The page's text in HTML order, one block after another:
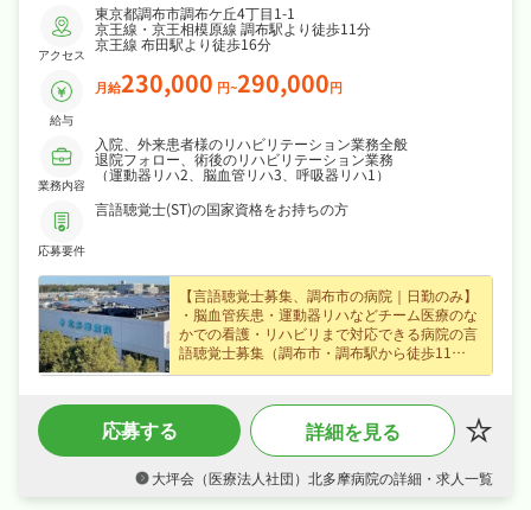
アクセス
東京都調布市調布ケ丘4丁目1-1
京王線・京王相模原線 調布駅より徒歩11分
京王線 布田駅より徒歩16分
給与
月給230,000 円~290,000円
業務内容
入院、外来患者様のリハビリテーション業務全般
退院フォロー、術後のリハビリテーション業務
（運動器リハ2、脳血管リハ3、呼吸器リハ1）
応募要件
言語聴覚士(ST)の国家資格をお持ちの方
【言語聴覚士募集、調布市の病院｜日勤のみ】
・脳血管疾患・運動器リハなどチーム医療のな
かでの看護・リハビリまで対応できる病院の言
語聴覚士募集（調布市・調布駅から徒歩11
分）、はじめての方も歓迎なので無理なくキャ
・正社員募集で月給23〜29万円という好条件、
賞与年3ヶ月分・資格手当・皆勤手当など各種
手当・昇給ありなど好待遇で、長期的に安定し
・日勤のみで日曜・祝日休みでメリハリよく働
応募する 詳細を見る
大坪会（医療法人社団）北多摩病院の詳細・求人一覧